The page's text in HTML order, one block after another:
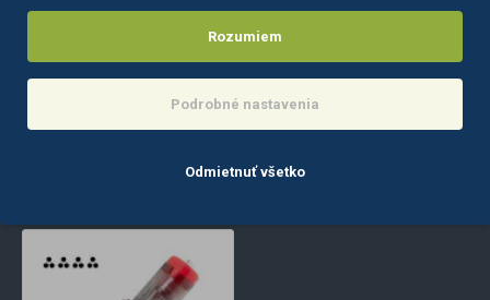
Info Info
NAJČASTEJŠIE
Rozumiem
Podrobné nastavenia
Odmietnuť všetko